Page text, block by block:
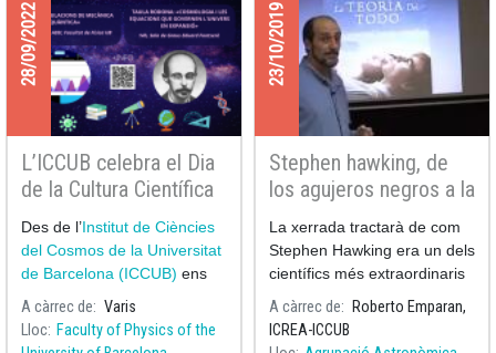
28/09/2022
L’ICCUB celebra el Dia
de la Cultura Científica
2022
Des de l’Institut de Ciències
del Cosmos de la Universitat
de Barcelona (ICCUB) ens
sumem a les celebracions d
A càrrec de
Varis
Lloc Faculty of Physics of the
23/10/2019
Stephen hawking, de
los agujeros negros a la
teoría del todo
La xerrada tractarà de com
Stephen Hawking era un dels
científics més extraordinaris
però també com era un
ésser humà dels més
excepcionals que ha vist el
A càrrec de
Roberto Emparan,
ICREA-ICCUB